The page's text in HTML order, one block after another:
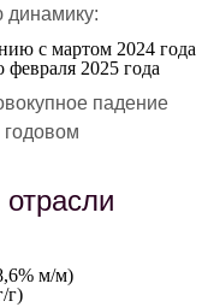
динамику:
с мартом 2024 года
2025 года
падение
годовом
м/м)
г)